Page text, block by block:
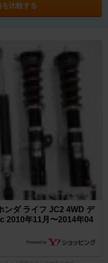
を比較する
ダ ライフ JC2 4WD デ
2010年11月〜2014年04